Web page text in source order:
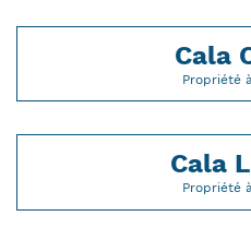
Cala
Propriété
Cala
Propriété